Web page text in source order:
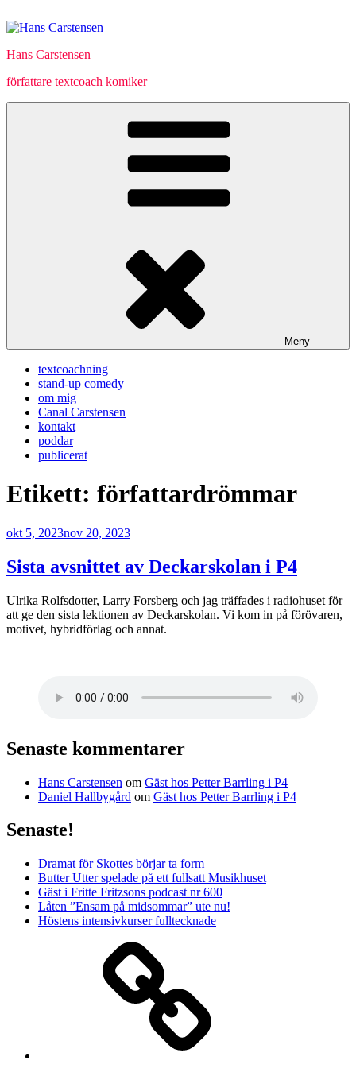
till
Hans Carstensen
författare textcoach komiker
Meny
textcoachning
stand-up comedy
om mig
Canal Carstensen
kontakt
poddar
publicerat
Etikett: författardrömmar
Publicerat
okt 5, 2023nov 20, 2023
Sista avsnittet av Deckarskolan i P4
Ulrika Rolfsdotter, Larry Forsberg och jag träffades i radiohuset för
att ge den sista lektionen av Deckarskolan. Vi kom in på förövaren,
motivet, hybridförlag och annat.
Senaste kommentarer
Hans Carstensen om Gäst hos Petter Barrling i P4
Daniel Hallbygård om Gäst hos Petter Barrling i P4
Senaste!
Dramat för Skottes börjar ta form
Butter Utter spelade på ett fullsatt Musikhuset
Gäst i Fritte Fritzsons podcast nr 600
Låten ”Ensam på midsommar” ute nu!
Höstens intensivkurser fulltecknade